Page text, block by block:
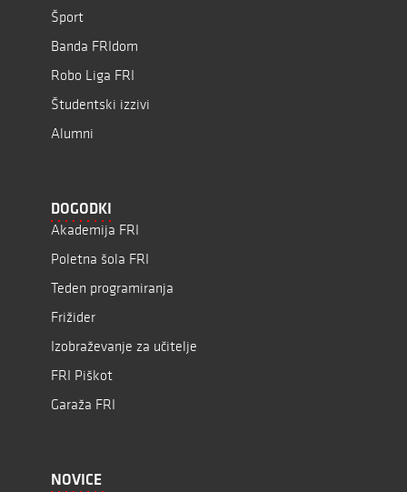
Šport
Banda FRIdom
Robo Liga FRI
Študentski izzivi
Alumni
DOGODKI
Akademija FRI
Poletna šola FRI
Teden programiranja
Frižider
Izobraževanje za učitelje
FRI Piškot
Garaža FRI
NOVICE